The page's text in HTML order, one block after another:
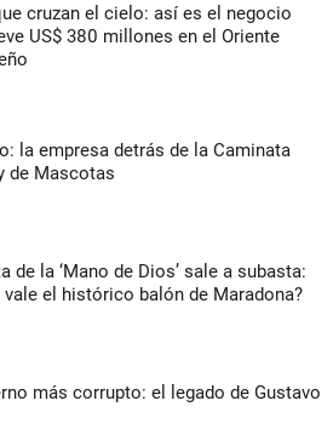
cruzan el cielo: así es el negocio
US$ 380 millones en el Oriente
la empresa detrás de la Caminata
de Mascotas
de la ‘Mano de Dios’ sale a subasta:
vale el histórico balón de Maradona?
más corrupto: el legado de Gustavo